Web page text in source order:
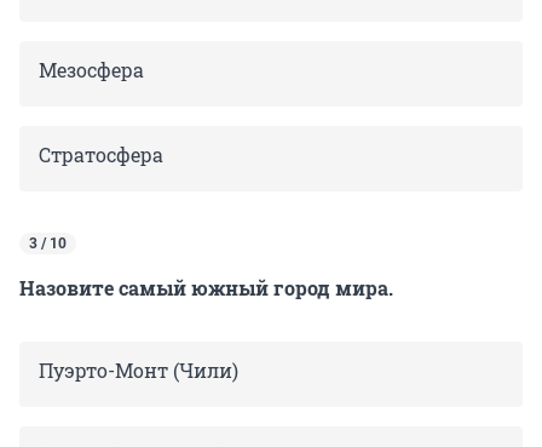
Мезосфера
Стратосфера
3 / 10
Назовите самый южный город мира.
Пуэрто-Монт (Чили)